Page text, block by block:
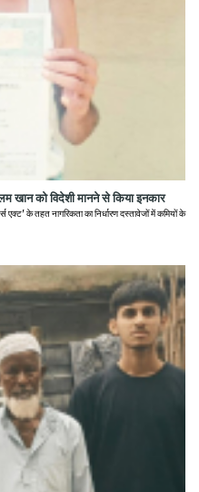
खान को विदेशी मानने से किया इनकार
एक्ट' के तहत नागरिकता का निर्धारण दस्तावेजों में कमियों के